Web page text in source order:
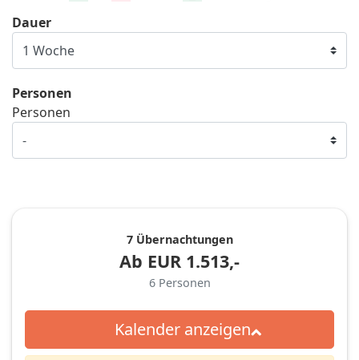
Dauer
Personen
Personen
7 Übernachtungen
Ab EUR 1.513,-
6 Personen
Kalender anzeigen